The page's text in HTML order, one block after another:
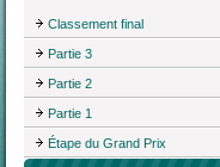
Classement final
Partie 3
Partie 2
Partie 1
Étape du Grand Prix